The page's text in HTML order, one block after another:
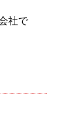
社で